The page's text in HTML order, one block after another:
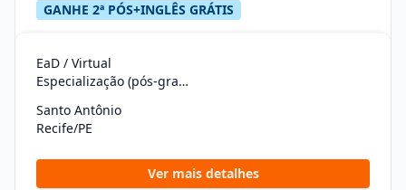
GANHE 2ª PÓS+INGLÊS GRÁTIS
EaD / Virtual
Especialização (pós-graduação)
Santo Antônio
Recife/PE
Ver mais detalhes